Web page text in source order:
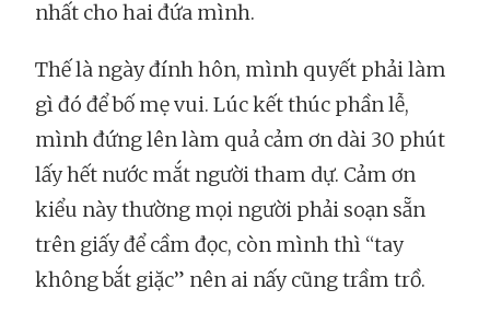
nhất cho hai đứa mình.
Thế là ngày đính hôn, mình quyết phải làm
gì đó để bố mẹ vui. Lúc kết thúc phần lễ,
mình đứng lên làm quả cảm ơn dài 30 phút
lấy hết nước mắt người tham dự. Cảm ơn
kiểu này thường mọi người phải soạn sẵn
trên giấy để cầm đọc, còn mình thì “tay
không bắt giặc” nên ai nấy cũng trầm trồ.